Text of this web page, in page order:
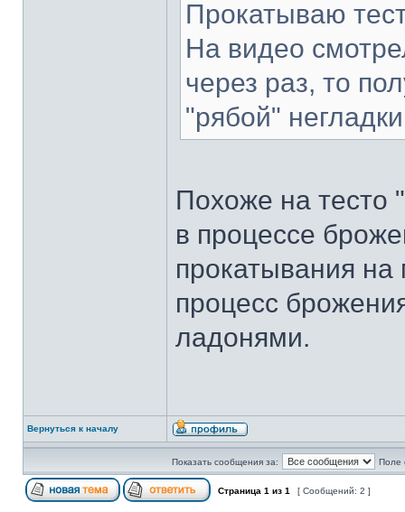
Прокатываю
На видео
через раз, то
"рябой"
Похоже на тесто
в процессе
прокатывания на
процесс
ладонями.
Вернуться к началу
Показать сообщения за: Поле
Страница 1 из 1 [ Сообщений: 2 ]